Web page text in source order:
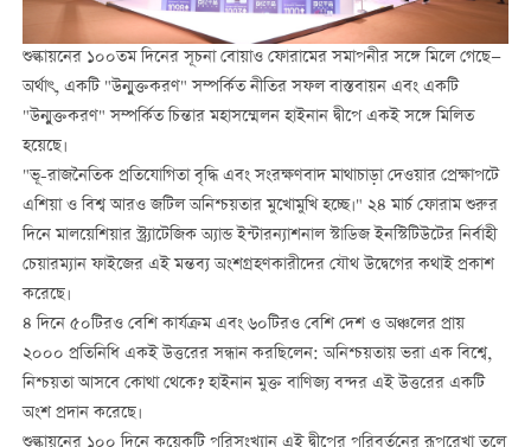
শুল্কায়নের ১০০তম দিনের সূচনা বোয়াও ফোরামের সমাপনীর সঙ্গে মিলে গেছে—
অর্থাৎ, একটি "উন্মুক্তকরণ" সম্পর্কিত নীতির সফল বাস্তবায়ন এবং একটি
"উন্মুক্তকরণ" সম্পর্কিত চিন্তার মহাসম্মেলন হাইনান দ্বীপে একই সঙ্গে মিলিত
হয়েছে।
"ভূ-রাজনৈতিক প্রতিযোগিতা বৃদ্ধি এবং সংরক্ষণবাদ মাথাচাড়া দেওয়ার প্রেক্ষাপটে
এশিয়া ও বিশ্ব আরও জটিল অনিশ্চয়তার মুখোমুখি হচ্ছে।" ২৪ মার্চ ফোরাম শুরুর
দিনে মালয়েশিয়ার স্ট্র্যাটেজিক অ্যান্ড ইন্টারন্যাশনাল স্টাডিজ ইনস্টিটিউটের নির্বাহী
চেয়ারম্যান ফাইজের এই মন্তব্য অংশগ্রহণকারীদের যৌথ উদ্বেগের কথাই প্রকাশ
করেছে।
৪ দিনে ৫০টিরও বেশি কার্যক্রম এবং ৬০টিরও বেশি দেশ ও অঞ্চলের প্রায়
২০০০ প্রতিনিধি একই উত্তরের সন্ধান করছিলেন: অনিশ্চয়তায় ভরা এক বিশ্বে,
নিশ্চয়তা আসবে কোথা থেকে? হাইনান মুক্ত বাণিজ্য বন্দর এই উত্তরের একটি
অংশ প্রদান করেছে।